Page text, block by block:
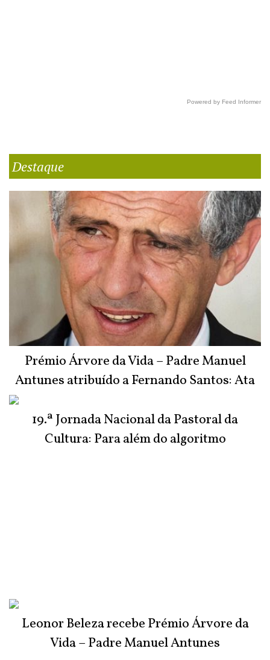
Powered by Feed Informer
Destaque
Prémio Árvore da Vida – Padre Manuel
Antunes atribuído a Fernando Santos: Ata
19.ª Jornada Nacional da Pastoral da
Cultura: Para além do algoritmo
Leonor Beleza recebe Prémio Árvore da
Vida – Padre Manuel Antunes